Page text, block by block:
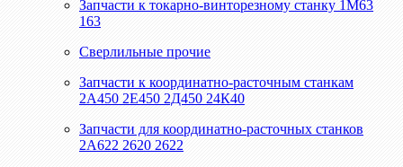
Запчасти к токарно-винторезному станку 1М63
163
Сверлильные прочие
Запчасти к координатно-расточным станкам
2А450 2Е450 2Д450 24К40
Запчасти для координатно-расточных станков
2А622 2620 2622